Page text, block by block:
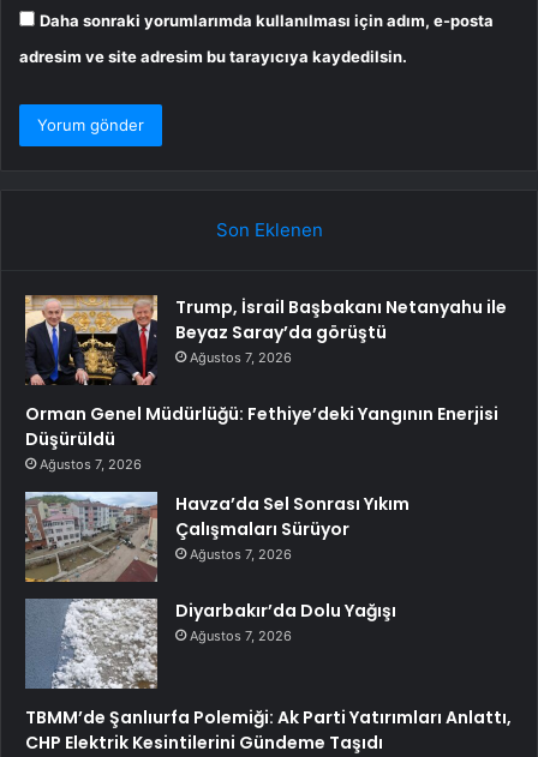
Daha sonraki yorumlarımda kullanılması için adım, e-posta
adresim ve site adresim bu tarayıcıya kaydedilsin.
Son Eklenen
Trump, İsrail Başbakanı Netanyahu ile
Beyaz Saray’da görüştü
Ağustos 7, 2026
Orman Genel Müdürlüğü: Fethiye’deki Yangının Enerjisi
Düşürüldü
Ağustos 7, 2026
Havza’da Sel Sonrası Yıkım
Çalışmaları Sürüyor
Ağustos 7, 2026
Diyarbakır’da Dolu Yağışı
Ağustos 7, 2026
TBMM’de Şanlıurfa Polemiği: Ak Parti Yatırımları Anlattı,
CHP Elektrik Kesintilerini Gündeme Taşıdı